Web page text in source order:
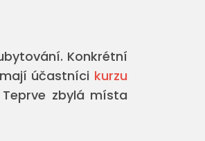
Konkrétní
účastníci kurzu
zbylá místa